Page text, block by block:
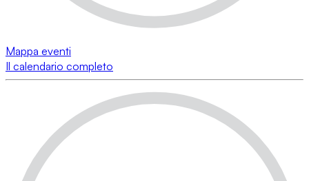
Mappa eventi
Il calendario completo